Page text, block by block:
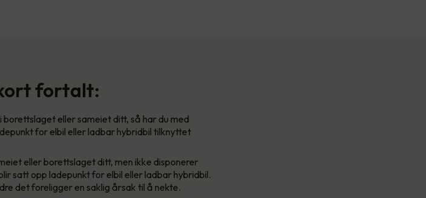
fortalt:
eller sameiet ditt, så har du med
for elbil eller ladbar hybridbil tilknyttet
eller borettslaget ditt, men ikke disponerer
satt opp ladepunkt for elbil eller ladbar hybridbil.
det foreligger en saklig årsak til å nekte.